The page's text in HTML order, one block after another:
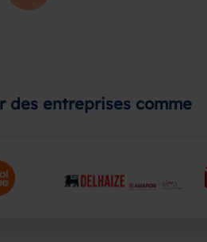
des entreprises comme